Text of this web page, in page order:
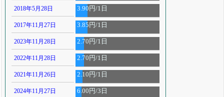
2018年5月28日 3.90円/1日
2017年11月27日 3.85円/1日
2023年11月28日 2.70円/1日
2022年11月28日 2.70円/1日
2021年11月26日 2.10円/1日
2024年11月27日 6.00円/3日